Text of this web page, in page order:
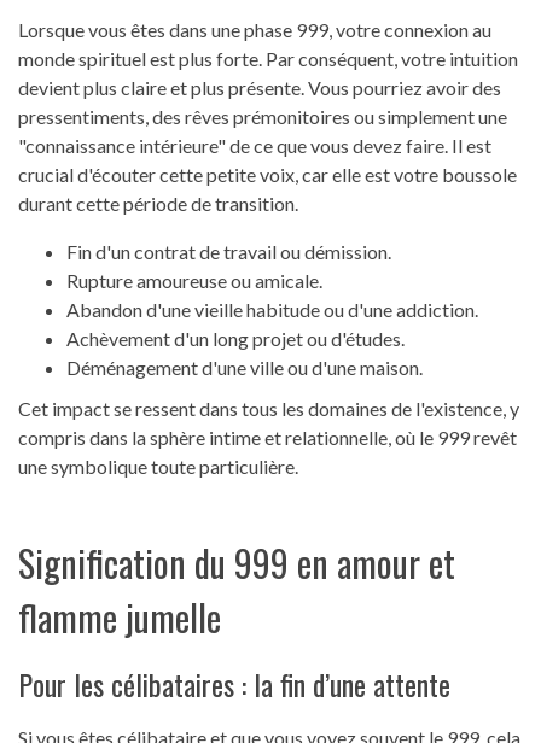
Lorsque vous êtes dans une phase 999, votre connexion au
monde spirituel est plus forte. Par conséquent, votre intuition
devient plus claire et plus présente. Vous pourriez avoir des
pressentiments, des rêves prémonitoires ou simplement une
"connaissance intérieure" de ce que vous devez faire. Il est
crucial d'écouter cette petite voix, car elle est votre boussole
durant cette période de transition.
Fin d'un contrat de travail ou démission.
Rupture amoureuse ou amicale.
Abandon d'une vieille habitude ou d'une addiction.
Achèvement d'un long projet ou d'études.
Déménagement d'une ville ou d'une maison.
Cet impact se ressent dans tous les domaines de l'existence, y
compris dans la sphère intime et relationnelle, où le 999 revêt
une symbolique toute particulière.
Signification du 999 en amour et
flamme jumelle
Pour les célibataires : la fin d’une attente
Si vous êtes célibataire et que vous voyez souvent le 999, cela